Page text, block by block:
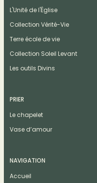
L'Unité de l'Église
Collection Vérité-Vie
Terre école de vie
Collection Soleil Levant
Les outils Divins
PRIER
Le chapelet
Vase d’amour
NAVIGATION
Accueil